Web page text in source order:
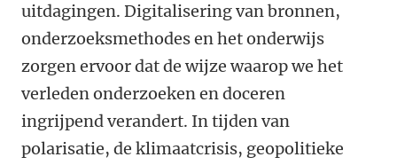
uitdagingen. Digitalisering van bronnen,
onderzoeksmethodes en het onderwijs
zorgen ervoor dat de wijze waarop we het
verleden onderzoeken en doceren
ingrijpend verandert. In tijden van
polarisatie, de klimaatcrisis, geopolitieke